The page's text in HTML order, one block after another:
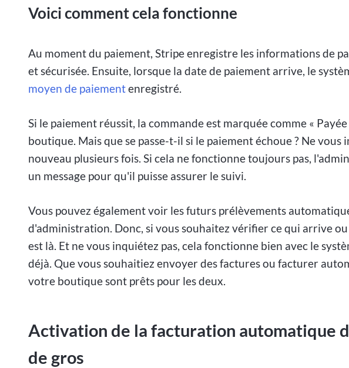
Voici comment cela fonctionne
Au moment du paiement, Stripe enregistre les informations de
et sécurisée. Ensuite, lorsque la date de paiement arrive, le
moyen de paiementenregistré.
Si le paiement réussit, la commande est marquée comme «
boutique. Mais que se passe-t-il si le paiement échoue ? Ne vous
nouveau plusieurs fois. Si cela ne fonctionne toujours pas,
un message pour qu'il puisse assurer le suivi.
Vous pouvez également voir les futurs prélèvements
d'administration. Donc, si vous souhaitez vérifier ce qui arrive
est là. Et ne vous inquiétez pas, cela fonctionne bien avec le
déjà. Que vous souhaitiez envoyer des factures ou facturer
votre boutique sont prêts pour les deux.
Activation de la facturation automatique
de gros